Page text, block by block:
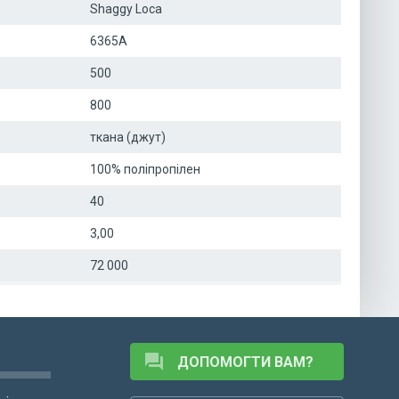
Shaggy Loca
6365A
500
800
ткана (джут)
100% поліпропілен
40
3,00
72 000
forum ДОПОМОГТИ ВАМ?